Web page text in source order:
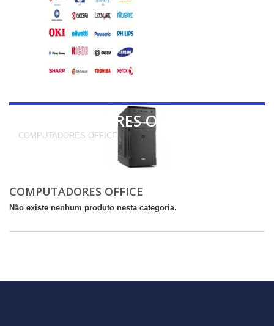
COMPUTADORES OFFICE
COMPUTADORES OFFICE
COMPUTADORES OFFICE
Não existe nenhum produto nesta categoria.